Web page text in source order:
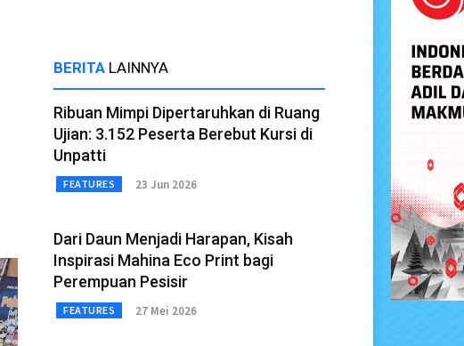
BERITA LAINNYA
Ribuan Mimpi Dipertaruhkan di Ruang
Ujian: 3.152 Peserta Berebut Kursi di
Unpatti
FEATURES 23 Jun 2026
Dari Daun Menjadi Harapan, Kisah
Inspirasi Mahina Eco Print bagi
Perempuan Pesisir
FEATURES 27 Mei 2026